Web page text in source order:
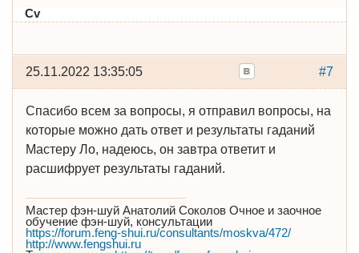
Cv
#7
25.11.2022 13:35:05
Спасибо всем за вопросы, я отправил вопросы, на
которые можно дать ответ и результаты гаданий
Мастеру Ло, надеюсь, он завтра ответит и
расшифрует результаты гаданий.
Мастер фэн-шуй Анатолий Соколов Очное и заочное
обучение фэн-шуй, консультации
https://forum.feng-shui.ru/consultants/moskva/472/
http://www.fengshui.ru